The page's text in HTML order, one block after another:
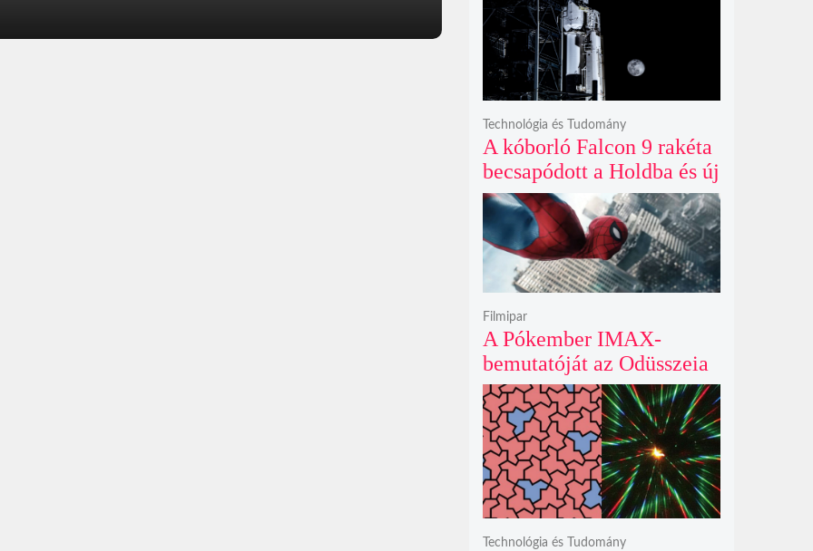
hoz
A kóborló Falcon 9 rakéta
becsapódott a Holdba és új
krátert hagyott maga után
Technológia és Tudomány
A Pókember IMAX-
bemutatóját az Odüsszeia
exkluzív vetítési
időszakának lejárta hozza
el
Filmipar
Technológia és Tudomány